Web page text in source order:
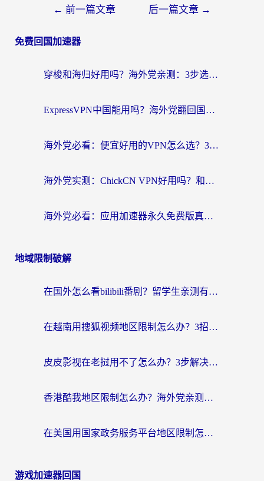
← 前一篇文章 后一篇文章 →
免费回国加速器
穿梭和海归好用吗？海外党亲测：3步选对回国加速器，无缝刷国内剧玩手游
ExpressVPN中国能用吗？海外党翻回国内的加速器选择指南（附番茄加速器实测）
海外党必看：便宜好用的VPN怎么选？3步解决回国访问难题+Steam改区技巧
海外党实测：ChickCN VPN好用吗？和OurPlay VPN对比哪个回国效果更好？附避坑指南
海外党必看：应用加速器永久免费版真的靠谱吗？教你选对回国加速器无缝刷国内资源
地域限制破解
在国外怎么看bilibili番剧？留学生亲测有效的地域限制突破指南（附酷我酷狗音乐解决方法）
在越南用搜狐视频地区限制怎么办？3招解决海外看国内剧难题（附西瓜视频CCTV观看技巧）
皮皮影视在老挝用不了怎么办？3步解决海外看国内影视&财经的痛点
香港酷我地区限制怎么办？海外党亲测有效的回国加速方案来了
在美国用国家政务服务平台地区限制怎么办？海外华人必备的突破攻略（附追剧看片技巧）
游戏加速器回国